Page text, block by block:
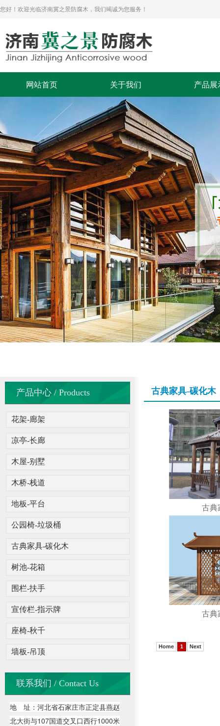
您好！欢迎光临济南冀之景防腐木，我们竭诚为您服务！
网站首页 关于我们 产品展
产品中心 / Products
花架-廊架
凉亭-长廊
木屋-别墅
木桥-栈道
地板-平台
公园椅-垃圾桶
古典家具-碳化木
树池-花箱
围栏-扶手
宣传栏-指示牌
座椅-秋千
墙板-吊顶
联系我们 / Contact Us
地 址：河北省石家庄市正定县燕赵
北大街与107国道交叉口西行1000米
古典家具-碳化木
古典
古典
Home 1 Next